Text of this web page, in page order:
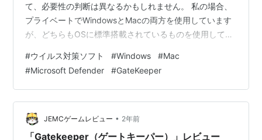
て、必要性の判断は異なるかもしれません。 私の場合、
プライベートでWindowsとMacの両方を使用しています
が、どちらもOSに標準搭載されているものを使用してい
が、一番大切なのは、怪しいサイトに近づかないことで
す。 仕事でウイルス対策ソフトを使用するべきかどう
か、迷う方も多いかと思います。本記事が判断の参考に
なれば嬉しいです。 はじめに ウイルス対策ソフトは、パ
ソコンやその他デバイスをサイバー脅威から守るための
基本的なツールとして広く知られていま…
#ウイルス対策ソフト #Windows #Mac
#Microsoft Defender #GateKeeper
JEMCゲームレビュー • 2年前
「Gatekeeper（ゲートキーパー）」レビュー